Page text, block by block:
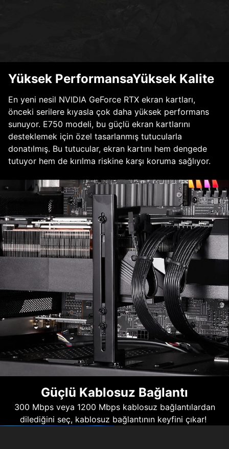
Yüksek PerformansaYüksek Kalite
En yeni nesil NVIDIA GeForce RTX ekran kartları,
önceki serilere kıyasla çok daha yüksek performans
sunuyor. E750 modeli, bu güçlü ekran kartlarını
desteklemek için özel tasarlanmış tutucularla
donatılmış. Bu tutucular, ekran kartını hem dengede
tutuyor hem de kırılma riskine karşı koruma sağlıyor.
Güçlü Kablosuz Bağlantı
300 Mbps veya 1200 Mbps kablosuz bağlantılardan
dilediğini seç, kablosuz bağlantının keyfini çıkar!